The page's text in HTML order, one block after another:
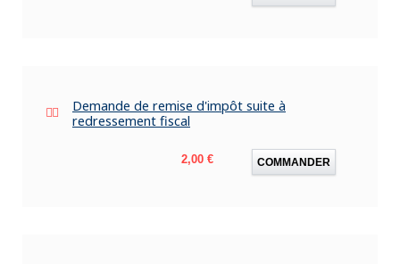
Demande de remise d'impôt suite à
redressement fiscal
Prix
2,00 € COMMANDER